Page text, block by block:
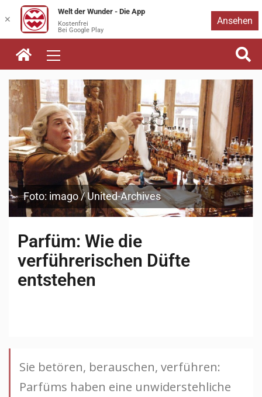
Zum
Inhalt
springen
Foto: imago / United-Archives
Parfüm: Wie die
verführerischen Düfte
entstehen
Sie betören, berauschen, verführen:
Parfüms haben eine unwiderstehliche
✕
Welt der Wunder - Die App
Kostenfrei
Bei Google Play
Ansehen